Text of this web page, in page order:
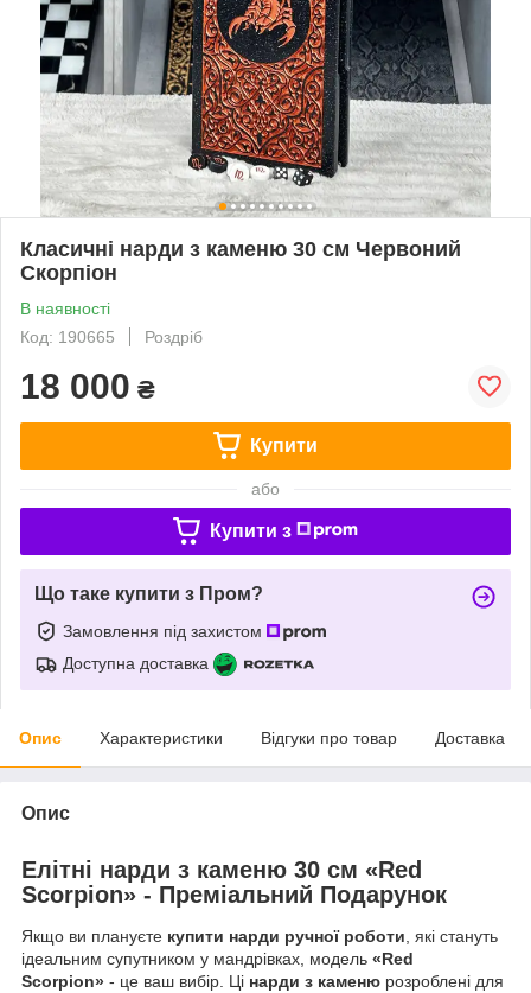
Класичні нарди з каменю 30 см Червоний
Скорпіон
В наявності
Код: 190665
Роздріб
18 000 ₴
Купити
або
Купити з
Що таке купити з Пром?
Замовлення під захистом
Доступна доставка
Опис Характеристики Відгуки про товар Доставка
Опис
Елітні нарди з каменю 30 см «Red
Scorpion» - Преміальний Подарунок
Якщо ви плануєте купити нарди ручної роботи, які стануть
ідеальним супутником у мандрівках, модель «Red
Scorpion» - це ваш вибір. Ці нарди з каменю розроблені для